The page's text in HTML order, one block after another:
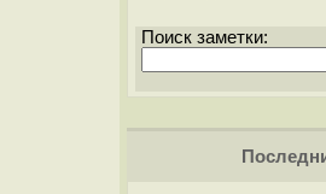
Поиск заметки: